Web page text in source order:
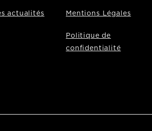
actualités Mentions Légales
Politique de
confidentialité